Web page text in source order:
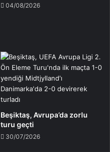
04/08/2026
Beşiktaş, Avrupa’da zorlu
turu geçti
30/07/2026